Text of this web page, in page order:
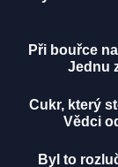
Při bouřce
Jednu
Cukr, který
Vědci
Byl to